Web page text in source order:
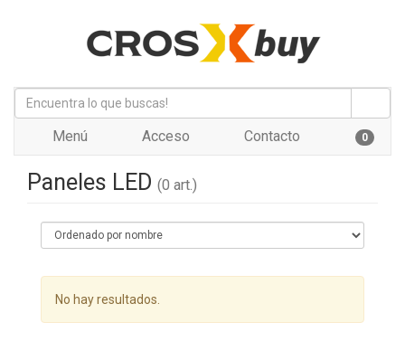
Menú Acceso Contacto 0
Paneles LED (0 art.)
No hay resultados.